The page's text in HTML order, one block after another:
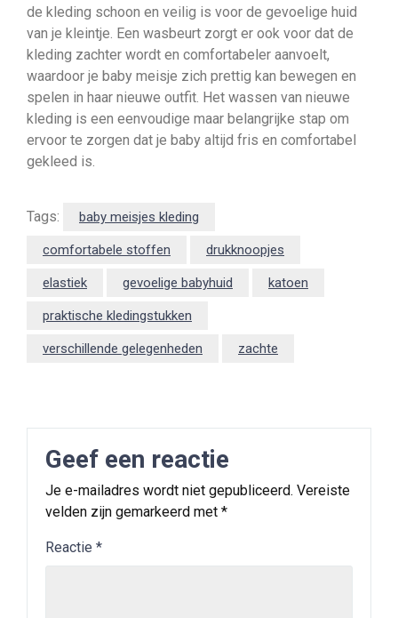
de kleding schoon en veilig is voor de gevoelige huid
van je kleintje. Een wasbeurt zorgt er ook voor dat de
kleding zachter wordt en comfortabeler aanvoelt,
waardoor je baby meisje zich prettig kan bewegen en
spelen in haar nieuwe outfit. Het wassen van nieuwe
kleding is een eenvoudige maar belangrijke stap om
ervoor te zorgen dat je baby altijd fris en comfortabel
gekleed is.
Tags: baby meisjes kleding
comfortabele stoffen drukknoopjes
elastiek gevoelige babyhuid katoen
praktische kledingstukken
verschillende gelegenheden zachte
Geef een reactie
Je e-mailadres wordt niet gepubliceerd. Vereiste
velden zijn gemarkeerd met *
Reactie *